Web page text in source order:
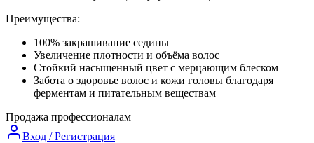
Преимущества:
100% закрашивание седины
Увеличение плотности и объёма волос
Стойкий насыщенный цвет с мерцающим блеском
Забота о здоровье волос и кожи головы благодаря
ферментам и питательным веществам
Продажа профессионалам
Вход / Регистрация